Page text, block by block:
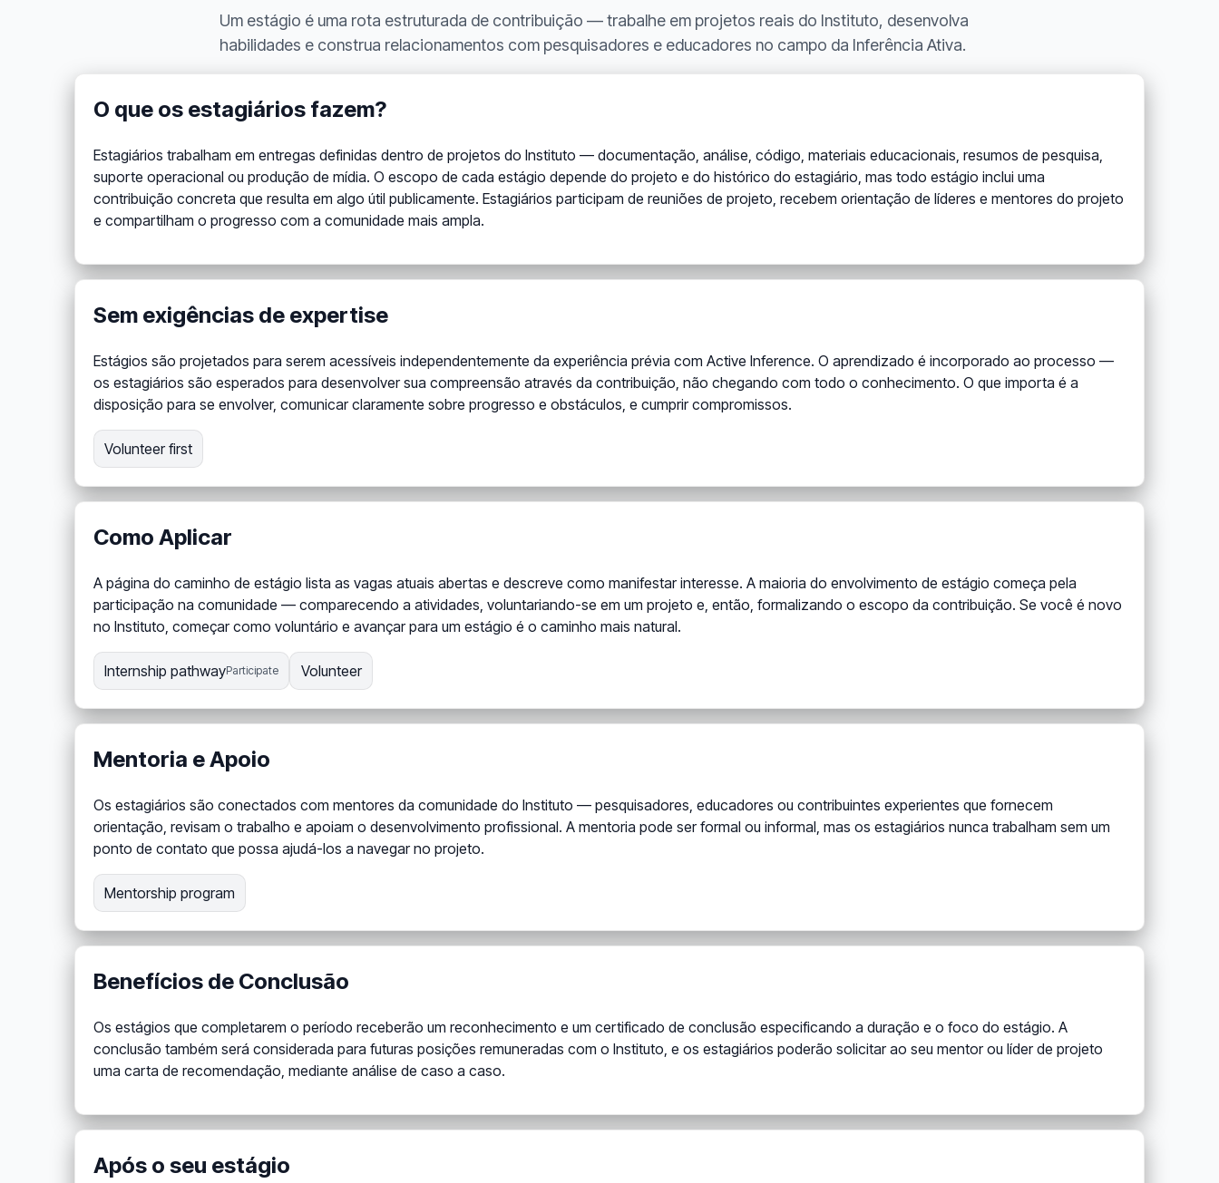
Um estágio é uma rota estruturada de contribuição — trabalhe em projetos reais do Instituto, desenvolva
habilidades e construa relacionamentos com pesquisadores e educadores no campo da Inferência Ativa.
O que os estagiários fazem?
Estagiários trabalham em entregas definidas dentro de projetos do Instituto — documentação, análise, código, materiais educacionais, resumos de pesquisa,
suporte operacional ou produção de mídia. O escopo de cada estágio depende do projeto e do histórico do estagiário, mas todo estágio inclui uma
contribuição concreta que resulta em algo útil publicamente. Estagiários participam de reuniões de projeto, recebem orientação de líderes e mentores do projeto
e compartilham o progresso com a comunidade mais ampla.
Sem exigências de expertise
Estágios são projetados para serem acessíveis independentemente da experiência prévia com Active Inference. O aprendizado é incorporado ao processo —
os estagiários são esperados para desenvolver sua compreensão através da contribuição, não chegando com todo o conhecimento. O que importa é a
disposição para se envolver, comunicar claramente sobre progresso e obstáculos, e cumprir compromissos.
Volunteer first
Como Aplicar
A página do caminho de estágio lista as vagas atuais abertas e descreve como manifestar interesse. A maioria do envolvimento de estágio começa pela
participação na comunidade — comparecendo a atividades, voluntariando-se em um projeto e, então, formalizando o escopo da contribuição. Se você é novo
no Instituto, começar como voluntário e avançar para um estágio é o caminho mais natural.
Internship pathwayParticipate Volunteer
Mentoria e Apoio
Os estagiários são conectados com mentores da comunidade do Instituto — pesquisadores, educadores ou contribuintes experientes que fornecem
orientação, revisam o trabalho e apoiam o desenvolvimento profissional. A mentoria pode ser formal ou informal, mas os estagiários nunca trabalham sem um
ponto de contato que possa ajudá-los a navegar no projeto.
Mentorship program
Benefícios de Conclusão
Os estágios que completarem o período receberão um reconhecimento e um certificado de conclusão especificando a duração e o foco do estágio. A
conclusão também será considerada para futuras posições remuneradas com o Instituto, e os estagiários poderão solicitar ao seu mentor ou líder de projeto
uma carta de recomendação, mediante análise de caso a caso.
Após o seu estágio